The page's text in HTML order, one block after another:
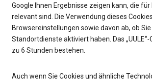
Google Ihnen Ergebnisse zeigen kann, die
relevant sind. Die Verwendung dieses
Browsereinstellungen sowie davon ab, ob
Standortdienste aktiviert haben. Das
zu 6 Stunden bestehen.
Auch wenn Sie Cookies und ähnliche